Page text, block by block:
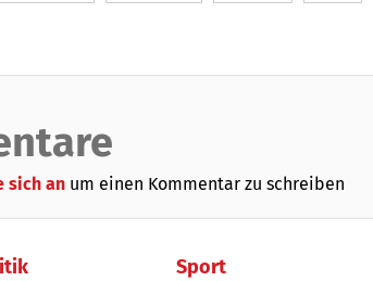
sich an um einen Kommentar zu schreiben
Sport